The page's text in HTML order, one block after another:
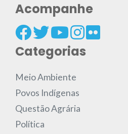
Acompanhe
Categorias
Meio Ambiente
Povos Indígenas
Questão Agrária
Política